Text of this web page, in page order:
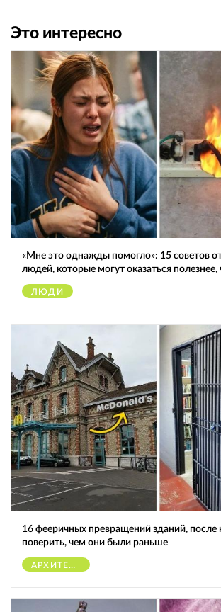
Это интересно
«Мне это однажды помогло»: 15 советов
людей, которые могут оказаться полезнее,
ЛЮДИ
16 фееричных превращений зданий,
поверить, чем они были раньше
АРХИТЕКТУРА